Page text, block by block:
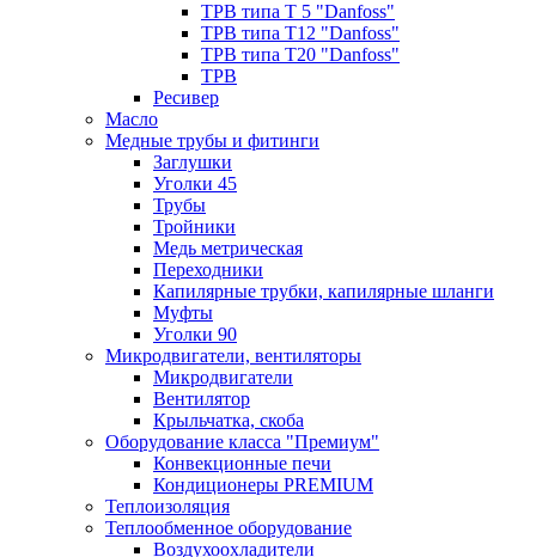
ТРВ типа Т 5 "Danfoss"
ТРВ типа Т12 "Danfoss"
ТРВ типа Т20 "Danfoss"
ТРВ
Ресивер
Масло
Медные трубы и фитинги
Заглушки
Уголки 45
Трубы
Тройники
Медь метрическая
Переходники
Капилярные трубки, капилярные шланги
Муфты
Уголки 90
Микродвигатели, вентиляторы
Микродвигатели
Вентилятор
Крыльчатка, скоба
Оборудование класса "Премиум"
Конвекционные печи
Кондиционеры PREMIUM
Теплоизоляция
Теплообменное оборудование
Воздухоохладители